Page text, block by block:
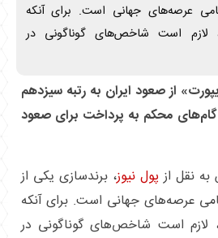
عرصه‌های جهانی است. برای آنکه
لازم است شاخص‌های گوناگونی در
از صعود ایران به رتبه سیزدهم
گام‌های محکم به پرداخت برای صعود
به نقل از پول نیوز، برندسازی یکی از
عرصه‌های جهانی است. برای آنکه
لازم است شاخص‌های گوناگونی در